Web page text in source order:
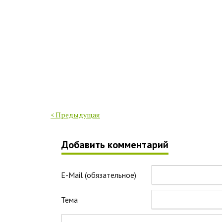
< Предыдущая
Добавить комментарий
E-Mail (обязательное)
Тема